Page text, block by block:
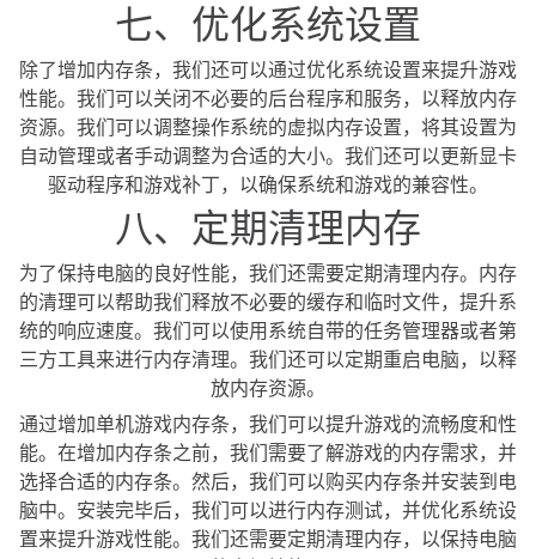
七、优化系统设置
除了增加内存条，我们还可以通过优化系统设置来提升游戏
性能。我们可以关闭不必要的后台程序和服务，以释放内存
资源。我们可以调整操作系统的虚拟内存设置，将其设置为
自动管理或者手动调整为合适的大小。我们还可以更新显卡
驱动程序和游戏补丁，以确保系统和游戏的兼容性。
八、定期清理内存
为了保持电脑的良好性能，我们还需要定期清理内存。内存
的清理可以帮助我们释放不必要的缓存和临时文件，提升系
统的响应速度。我们可以使用系统自带的任务管理器或者第
三方工具来进行内存清理。我们还可以定期重启电脑，以释
放内存资源。
通过增加单机游戏内存条，我们可以提升游戏的流畅度和性
能。在增加内存条之前，我们需要了解游戏的内存需求，并
选择合适的内存条。然后，我们可以购买内存条并安装到电
脑中。安装完毕后，我们可以进行内存测试，并优化系统设
置来提升游戏性能。我们还需要定期清理内存，以保持电脑